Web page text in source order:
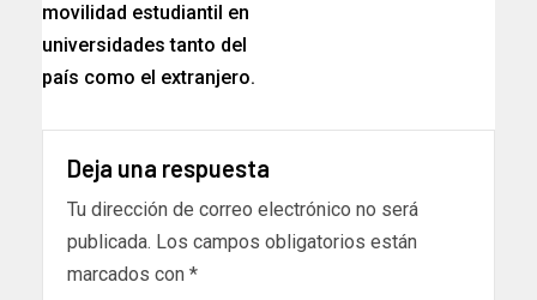
movilidad estudiantil en
universidades tanto del
país como el extranjero.
Deja una respuesta
Tu dirección de correo electrónico no será
publicada. Los campos obligatorios están
marcados con *